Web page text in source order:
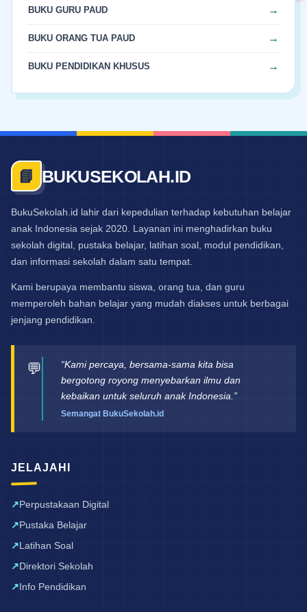
BUKU GURU PAUD
BUKU ORANG TUA PAUD
BUKU PENDIDIKAN KHUSUS
📘 BUKUSEKOLAH.ID
BukuSekolah.id lahir dari kepedulian terhadap kebutuhan belajar
anak Indonesia sejak 2020. Layanan ini menghadirkan buku
sekolah digital, pustaka belajar, latihan soal, modul pendidikan,
dan informasi sekolah dalam satu tempat.
Kami berupaya membantu siswa, orang tua, dan guru
memperoleh bahan belajar yang mudah diakses untuk berbagai
jenjang pendidikan.
💬
“Kami percaya, bersama-sama kita bisa
bergotong royong menyebarkan ilmu dan
kebaikan untuk seluruh anak Indonesia.”
Semangat BukuSekolah.id
JELAJAHI
Perpustakaan Digital
Pustaka Belajar
Latihan Soal
Direktori Sekolah
Info Pendidikan